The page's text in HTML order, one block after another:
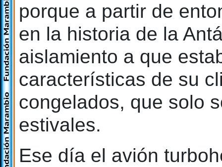
porque a partir de
en la historia de la
aislamiento a que
características de su
congelados, que solo
estivales.
Ese día el avión